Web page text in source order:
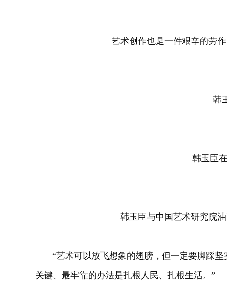
艺术创作也是一件艰辛的劳
韩
韩玉臣
韩玉臣与中国艺术研究院
“艺术可以放飞想象的翅膀，但一定要脚踩坚
关键、最牢靠的办法是扎根人民、扎根生活。”